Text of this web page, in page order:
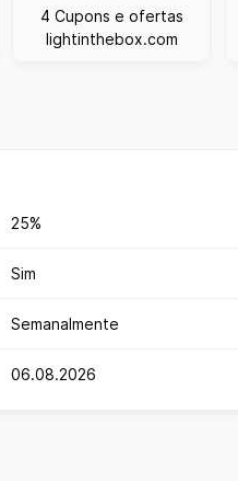
4 Cupons e ofertas
lightinthebox.com
25%
Sim
Semanalmente
06.08.2026